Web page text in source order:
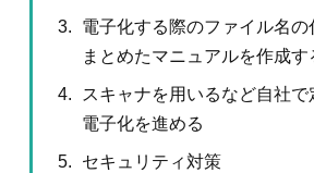
電子化する際のファイル名の
まとめたマニュアルを作成す
スキャナを用いるなど自社
電子化を進める
セキュリティ対策